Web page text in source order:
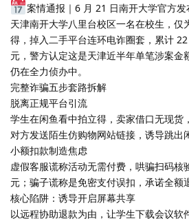
案情通报｜6 月 21 日南开大学官方发
天津南开大学八里台校区一名在校生，仅
得，掉入二手平台连环电诈圈套，累计
元，警方认定这是天津近半年单笔涉案金
仍在全力侦办中。
完整诈骗五步套路拆解
脱离正规平台引流
学生在闲鱼看中拍立得，卖家借口无现货
对方发送陌生仿购物网站链接，诱导跳出
小额扣款制造焦虑
虚假客服谎称活动无需付费，哄骗扫码核
元；骗子谎称是免密支付误扣，承诺全额
核心陷阱：诱导开启屏幕共享
以远程协助退款为由，让学生下载会议软